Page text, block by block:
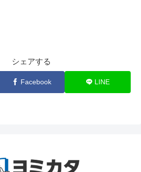
シェアする
Facebook LINE